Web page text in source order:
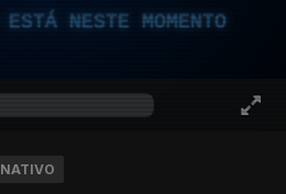
NESTE MOMENTO